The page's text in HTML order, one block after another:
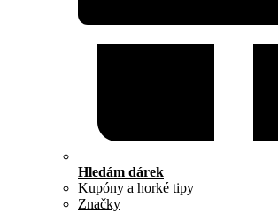
Hledám dárek
Kupóny a horké tipy
Značky